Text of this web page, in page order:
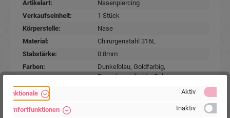
Artikelart:
Nasenpiercing
Verkaufseinheit:
1 Stück
Körperstelle:
Nase
Material:
Chirurgenstahl 316L
Stabstärke:
0.8mm
Farben:
Dunkelblau, Goldfarbig,
Regenbogenfarbig, Schwarz
Marke:
Hersteller:
Wehrhainer Lindenstr. 28, 04936
Funktionale Aktiv
Komfortfunktionen Inaktiv